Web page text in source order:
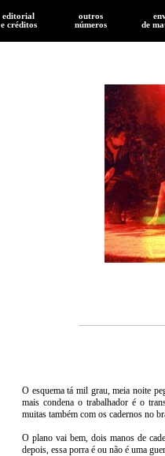
editorial
e créditos
outros
números
de
O esquema tá mil grau, meia noite
mais condena o trabalhador é o
muitas também com os cadernos no
O plano vai bem, dois manos de
depois, essa porra é ou não é uma